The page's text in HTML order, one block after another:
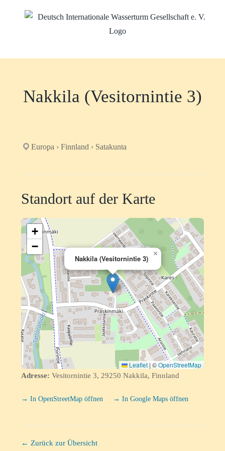
Nakkila (Vesitornintie 3)
Europa › Finnland › Satakunta
Standort auf der Karte
Nakkila (Vesitornintie 3)
×
+
−
Leaflet | ©OpenStreetMap
Adresse: Vesitornintie 3, 29250 Nakkila, Finnland
→ In OpenStreetMap öffnen → In Google Maps öffnen
← Zurück zur Übersicht